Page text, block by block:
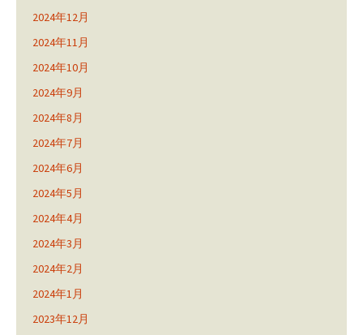
2024年12月
2024年11月
2024年10月
2024年9月
2024年8月
2024年7月
2024年6月
2024年5月
2024年4月
2024年3月
2024年2月
2024年1月
2023年12月